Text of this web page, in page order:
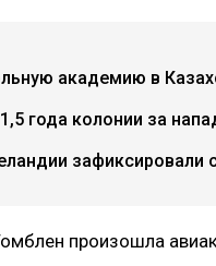
академию в
года колонии за
зафиксировали
произошла